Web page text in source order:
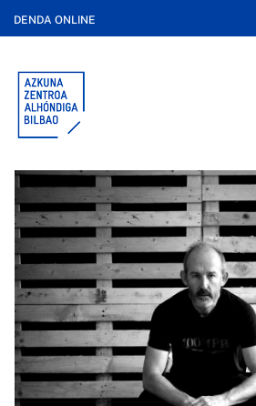
DENDA ONLINE